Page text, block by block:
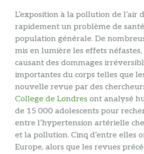
L’exposition à la pollution de l’air
rapidement un problème de
population générale. De
mis en lumière les effets
causant des dommages
importantes du corps telles que
nouvelle revue par des
College de Londres ont analysé
de 15 000 adolescents pour
entre l’hypertension artérielle
et la pollution. Cinq d’entre elles
Europe, alors que les revues